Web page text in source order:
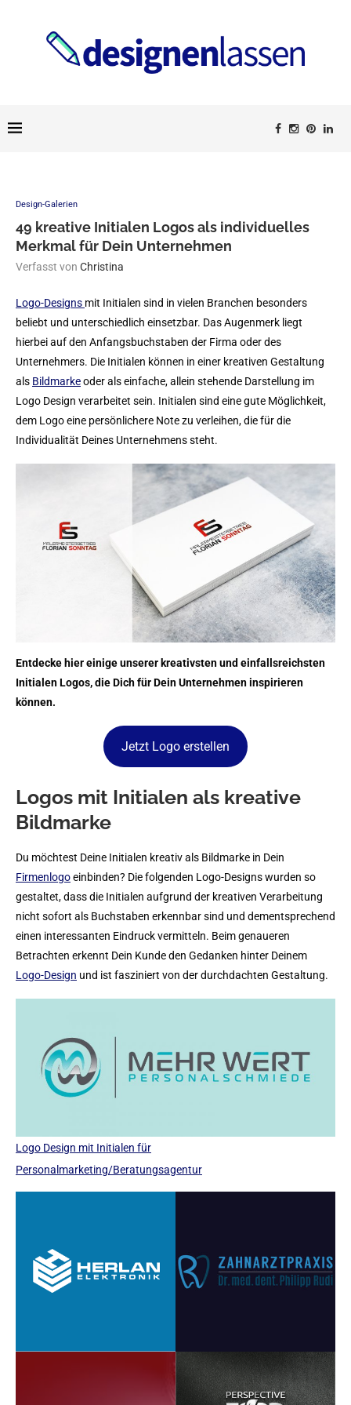
Design-Galerien
49 kreative Initialen Logos als individuelles
Merkmal für Dein Unternehmen
Verfasst von Christina
Logo-Designs mit Initialen sind in vielen Branchen besonders
beliebt und unterschiedlich einsetzbar. Das Augenmerk liegt
hierbei auf den Anfangsbuchstaben der Firma oder des
Unternehmers. Die Initialen können in einer kreativen Gestaltung
als Bildmarkeoder als einfache, allein stehende Darstellung im
Logo Design verarbeitet sein. Initialen sind eine gute Möglichkeit,
dem Logo eine persönlichere Note zu verleihen, die für die
Individualität Deines Unternehmens steht.
Entdecke hier einige unserer kreativsten und einfallsreichsten
Initialen Logos, die Dich für Dein Unternehmen inspirieren
können.
Jetzt Logo erstellen
Logos mit Initialen als kreative
Bildmarke
Du möchtest Deine Initialen kreativ als Bildmarke in Dein
Firmenlogoeinbinden? Die folgenden Logo-Designs wurden so
gestaltet, dass die Initialen aufgrund der kreativen Verarbeitung
nicht sofort als Buchstaben erkennbar sind und dementsprechend
einen interessanten Eindruck vermitteln. Beim genaueren
Betrachten erkennt Dein Kunde den Gedanken hinter Deinem
Logo-Design und ist fasziniert von der durchdachten Gestaltung.
Logo Design mit Initialen für
Personalmarketing/Beratungsagentur